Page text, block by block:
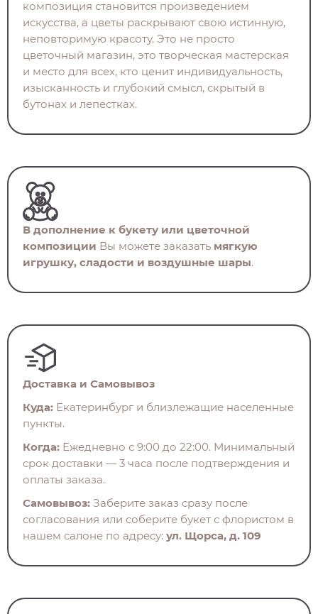
композиция становится произведением
искусства, а цветы раскрывают свою истинную,
неповторимую красоту. Это не просто
цветочный магазин, это творческая мастерская
и место для всех, кто ценит индивидуальность,
изысканность и глубокий смысл, скрытый в
бутонах и лепестках.
В дополнение к букету или цветочной
композиции Вы можете заказать мягкую
игрушку, сладости и воздушные шары.
Доставка и Самовывоз
Куда: Екатеринбург и близлежащие населенные
пункты.
Когда: Ежедневно с 9:00 до 22:00. Минимальный
срок доставки — 3 часа после подтверждения и
оплаты заказа.
Самовывоз: Заберите заказ сразу после
согласования или соберите букет с флористом в
нашем салоне по адресу: ул. Щорса, д. 109